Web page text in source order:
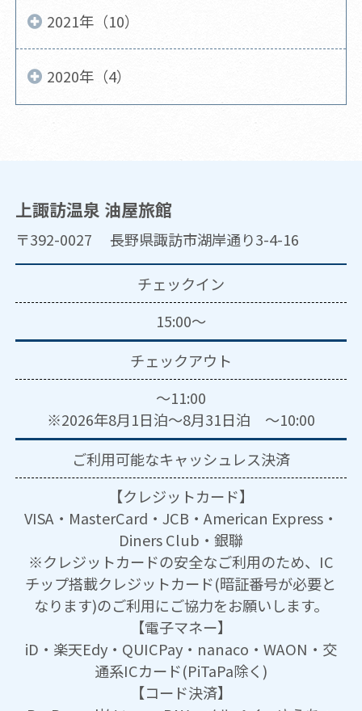
2021年（10）
2020年（4）
上諏訪温泉 油屋旅館
〒392-0027 長野県諏訪市湖岸通り3-4-16
チェックイン
15:00～
チェックアウト
～11:00
※2026年8月1日泊～8月31日泊 ～10:00
ご利用可能なキャッシュレス決済
【クレジットカード】
VISA・MasterCard・JCB・American Express・
Diners Club・銀聯
※クレジットカードの安全なご利用のため、IC
チップ搭載クレジットカード(暗証番号が必要と
なります)のご利用にご協力をお願いします。
【電子マネー】
iD・楽天Edy・QUICPay・nanaco・WAON・交
通系ICカード(PiTaPa除く)
【コード決済】